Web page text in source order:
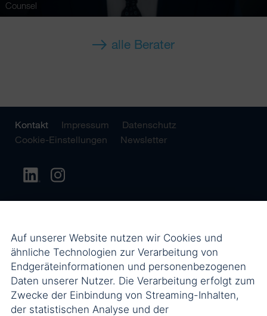
Counsel
alle Berater
Kontakt Impressum
Datenschutz
Cookie-Einstellungen
Newsletter
Auf unserer Website nutzen wir Cookies und
ähnliche Technologien zur Verarbeitung von
Endgeräteinformationen und personenbezogenen
Daten unserer Nutzer. Die Verarbeitung erfolgt zum
Zwecke der Einbindung von Streaming-Inhalten,
der statistischen Analyse und der